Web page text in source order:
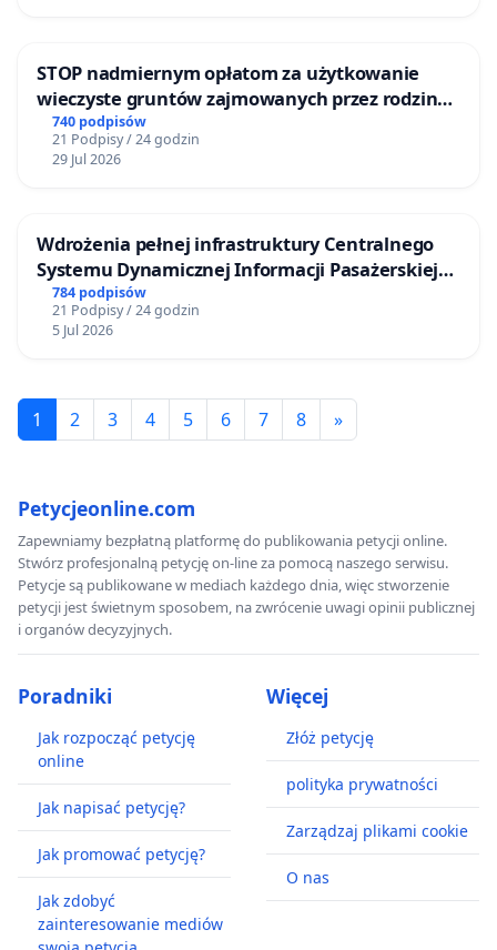
STOP nadmiernym opłatom za użytkowanie
wieczyste gruntów zajmowanych przez rodzinne
ogrody działkowe.
740 podpisów
21 Podpisy / 24 godzin
29 Jul 2026
Wdrożenia pełnej infrastruktury Centralnego
Systemu Dynamicznej Informacji Pasażerskiej
(CSDiP) na stacji kolejowej w Łomży
784 podpisów
21 Podpisy / 24 godzin
5 Jul 2026
1 2 3 4 5 6 7 8 »
Petycjeonline.com
Zapewniamy bezpłatną platformę do publikowania petycji online.
Stwórz profesjonalną petycję on-line za pomocą naszego serwisu.
Petycje są publikowane w mediach każdego dnia, więc stworzenie
petycji jest świetnym sposobem, na zwrócenie uwagi opinii publicznej
i organów decyzyjnych.
Poradniki
Jak rozpocząć petycję
online
Jak napisać petycję?
Jak promować petycję?
Jak zdobyć
zainteresowanie mediów
Więcej
Złóż petycję
polityka prywatności
Zarządzaj plikami cookie
O nas